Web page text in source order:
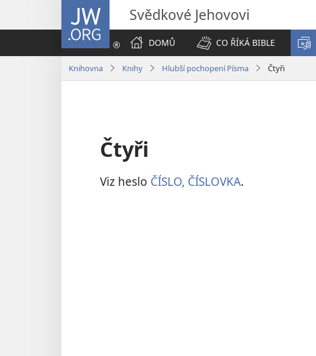
JW.ORG Svědkové Jehovovi
DOMŮ
CO ŘÍKÁ BIBLE
Knihovna Knihy Hlubší pochopení Písma Čtyři
Čtyři
Viz heslo ČÍSLO, ČÍSLOVKA.